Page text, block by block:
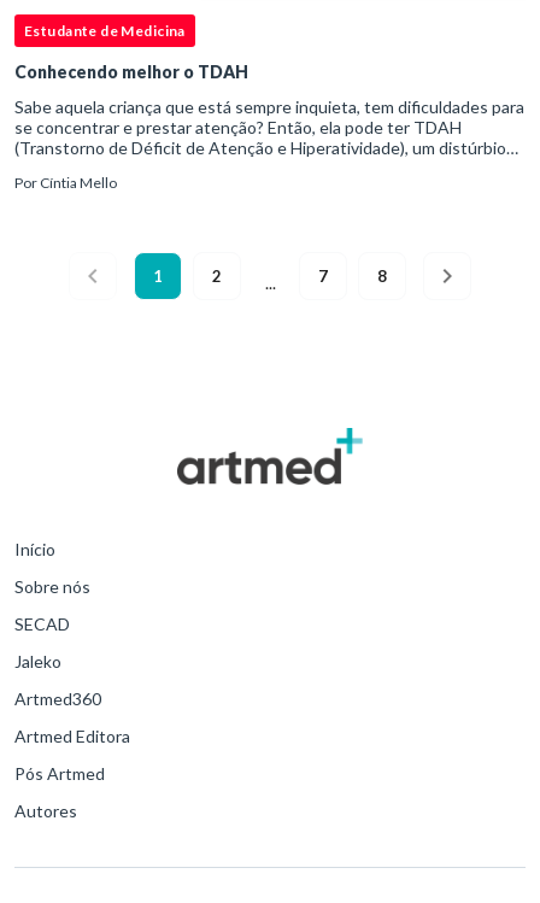
Estudante de Medicina
Conhecendo melhor o TDAH
Sabe aquela criança que está sempre inquieta, tem dificuldades para
se concentrar e prestar atenção? Então, ela pode ter TDAH
(Transtorno de Déficit de Atenção e Hiperatividade), um distúrbio
prevalência entre os meninos. Vamos saber um pouco mais…
Por Cíntia Mello
1 2 ... 7 8
Início
Sobre nós
SECAD
Jaleko
Artmed360
Artmed Editora
Pós Artmed
Autores